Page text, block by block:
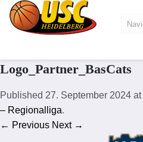
Logo_Partner_BasCats
Published 27. September 2024 at
– Regionalliga.
← Previous Next →